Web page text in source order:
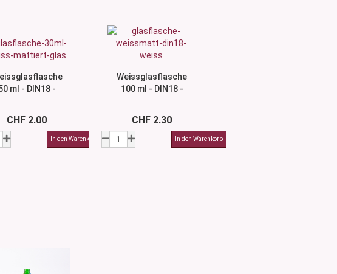
ml - DIN18 -
CHF 2.00
Weissglasflasche
100 ml - DIN18 -
CHF 2.30